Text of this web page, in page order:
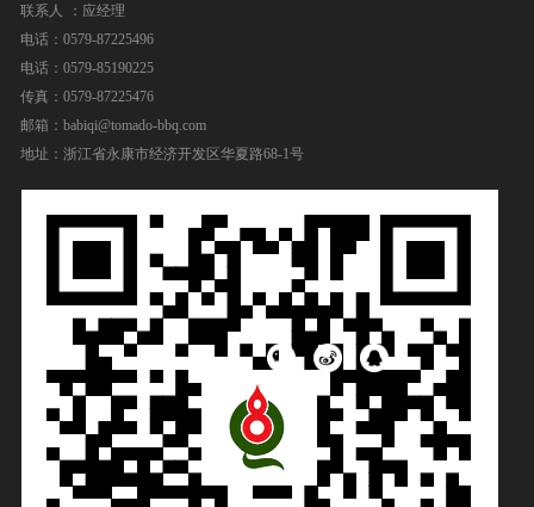
联系人 ：应经理
电话：0579-87225496
电话：0579-85190225
传真：0579-87225476
邮箱：babiqi@tomado-bbq.com
地址：浙江省永康市经济开发区华夏路68-1号